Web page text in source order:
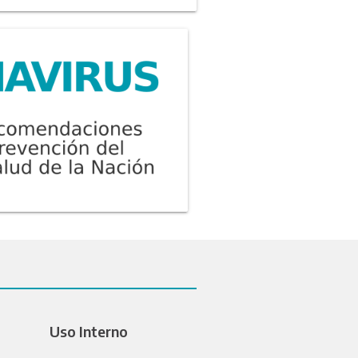
Uso Interno